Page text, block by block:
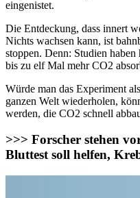
eingenistet.
Die Entdeckung, dass innert
Nichts wachsen kann, ist
stoppen. Denn: Studien
bis zu elf Mal mehr CO2
Würde man das Experiment
ganzen Welt wiederholen,
werden, die CO2 schnell
>>> Forscher stehen
Bluttest soll helfen,